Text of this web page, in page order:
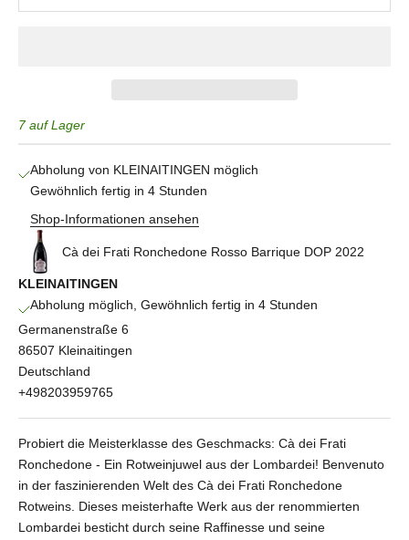
7 auf Lager
Abholung von KLEINAITINGEN möglich
Gewöhnlich fertig in 4 Stunden
Shop-Informationen ansehen
Cà dei Frati Ronchedone Rosso Barrique DOP 2022
KLEINAITINGEN
Abholung möglich, Gewöhnlich fertig in 4 Stunden
Germanenstraße 6
86507 Kleinaitingen
Deutschland
+498203959765
Probiert die Meisterklasse des Geschmacks: Cà dei Frati
Ronchedone - Ein Rotweinjuwel aus der Lombardei! Benvenuto
in der faszinierenden Welt des Cà dei Frati Ronchedone
Rotweins. Dieses meisterhafte Werk aus der renommierten
Lombardei besticht durch seine Raffinesse und seine